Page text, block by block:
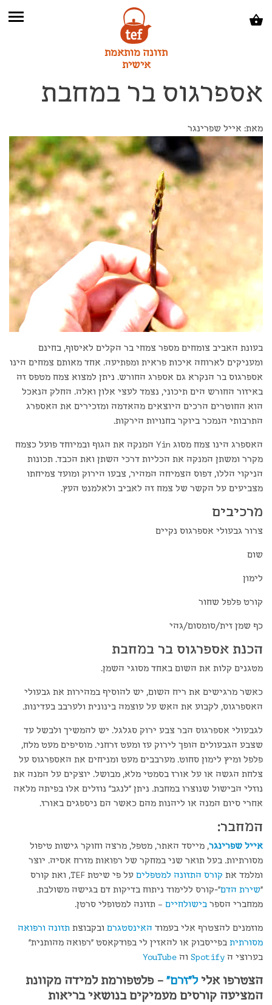
תזונה מותאמת
אישית
אספרגוס בר במחבת
מאת: אייל שפרינגר
בעונת האביב צומחים מספר צמחי בר הקלים לאיסוף, בחינם
ומעניקים לארוחה איכות פראית ומפתיעה. אחד מאותם צמחים הינו
אספרגוס בר הנקרא גם אספרג החורש. ניתן למצוא צמח מטפס זה
באיזור החורש הים תיכוני, נצמד לעצי אלון ואלה. החלק הנאכל
הוא החוטרים הרכים היוצאים מהאדמה ומזכירים את האספרג
התרבותי הנמכר ביוקר בחנויות הירקות.
האספרג הינו צמח מסוג Yin המנקה את הגוף ובמיוחד פועל כצמח
מקרר ומשתן המנקה את הכליות דרכי השתן ואת הכבד. תכונות
הניקוי הללו, דפוס הצמיחה המהיר, צבעו הירוק ומועד צמיחתו
מצביעים על הקשר של צמח זה לאביב ולאלמנט העץ.
מרכיבים
צרור גבעולי אספרגוס נקיים
שום
לימון
קורט פלפל שחור
כף שמן זית/סומסום/גהי
הכנת אספרגוס בר במחבת
מטגנים קלות את השום באחד מסוגי השמן.
כאשר מרגישים את ריח השום, יש להוסיף במהירות את גבעולי
האספרגוס, לקבוע את האש על עוצמה בינונית ולערבב בעדינות.
לגבעולי אספרגוס הבר צבע ירוק סגלגל. יש להמשיך ולבשל עד
שצבע הגבעולים הופך לירוק עז ומעט זרחני. מוסיפים מעט מלח,
פלפל ומיץ לימון סחוט. מערבבים מעט ומניחים את האספרגוס על
צלחת הגשה או על אורז בסמטי מלא, מבושל. יוצקים על המנה את
נוזלי הבישול שנוצרו במחבת. ניתן "לנגב" נוזלים אלו בפיתה מלאה
אחרי סיום המנה או ליהנות מהם כאשר הם ניספגים באורז.
המחבר:
אייל שפרינגר, מייסד האתר, מטפל, מרצה וחוקר גישות טיפול
מסורתיות. בעל תואר שני במחקר של רפואות מזרח אסיה. יוצר
ומלמד את קורס התזונה למטפלים
על פי שיטת TEF, ואת קורס
"שירת הדם"-קורס ללימוד ניתוח בדיקות דם בגישה משולבת.
ממחברי הספר בישולחיים – תזונה למטופלי סרטן.
מוזמנים להצטרף אלי בעמוד האינסטגרם ובקבוצת תזונה ורפואה
מסורתית בפייסבוק או להאזין לי בפודקאסט "רפואה מהותנית"
בערוצי ה Spotify וה YouTube
הצטרפו אלי ל"זרם" – פלטפורמת למידה מקוונת
המציעה קורסים מעמיקים בנושאי בריאות